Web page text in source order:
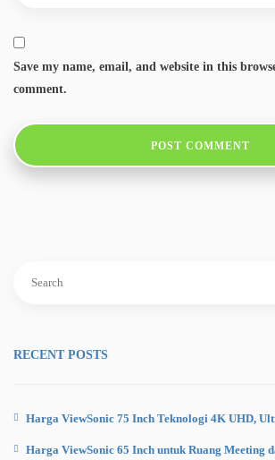
Save my name, email, and website in this
comment.
RECENT POSTS
Harga ViewSonic 75 Inch Teknologi 4K UHD,
Harga ViewSonic 65 Inch untuk Ruang Meeting